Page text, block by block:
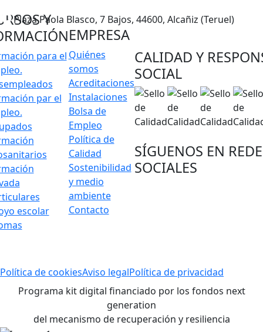
Plaza Paola Blasco, 7 Bajos, 44600, Alcañiz (Teruel)
Y
para el
par el
escolar
EMPRESA
Quiénes
somos
Acreditaciones
Instalaciones
Bolsa de
Empleo
Política de
Calidad
Sostenibilidad
y medio
ambiente
Contacto
CALIDAD Y
SOCIAL
SÍGUENOS EN
SOCIALES
Política de cookiesAviso legalPolítica de privacidad
Programa kit digital financiado por los fondos next
generation
del mecanismo de recuperación y resiliencia